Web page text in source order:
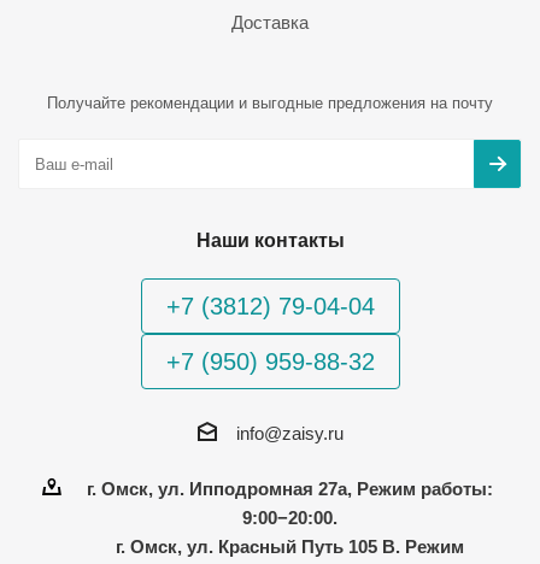
Доставка
Получайте рекомендации и выгодные предложения на почту
Наши контакты
+7 (3812) 79-04-04
+7 (950) 959-88-32
info@zaisy.ru
г. Омск, ул. Ипподромная 27а, Режим работы:
9:00−20:00.
г. Омск, ул. Красный Путь 105 В. Режим